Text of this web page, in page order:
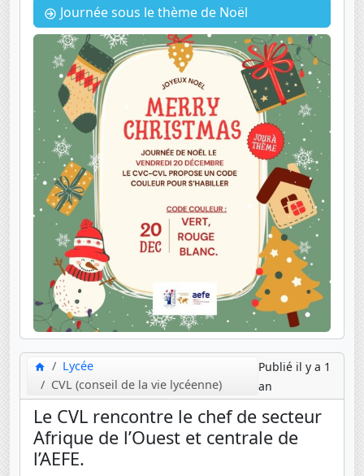
Journée sous le thème de Noël
Lycée
CVL (conseil de la vie lycéenne)
Publié il y a 1
an
Le CVL rencontre le chef de secteur
Afrique de l’Ouest et centrale de
l’AEFE.